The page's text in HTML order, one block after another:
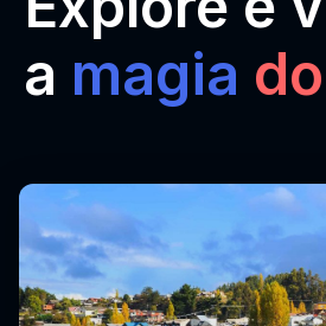
a magia